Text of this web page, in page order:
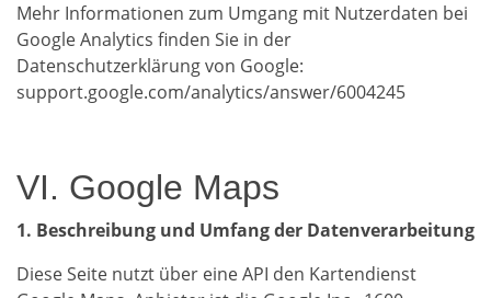
Mehr Informationen zum Umgang mit Nutzerdaten bei
Google Analytics finden Sie in der
Datenschutzerklärung von Google:
support.google.com/analytics/answer/6004245
VI. Google Maps
1. Beschreibung und Umfang der Datenverarbeitung
Diese Seite nutzt über eine API den Kartendienst